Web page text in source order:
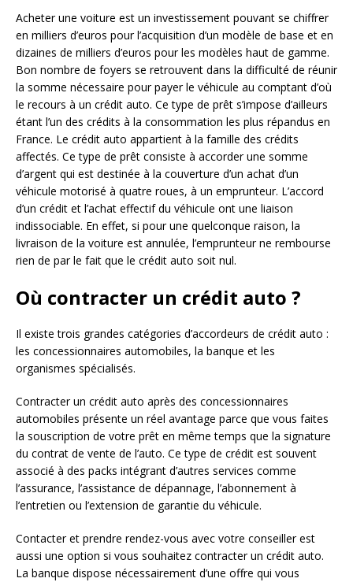
Acheter une voiture est un investissement pouvant se chiffrer
en milliers d’euros pour l’acquisition d’un modèle de base et en
dizaines de milliers d’euros pour les modèles haut de gamme.
Bon nombre de foyers se retrouvent dans la difficulté de réunir
la somme nécessaire pour payer le véhicule au comptant d’où
le recours à un crédit auto. Ce type de prêt s’impose d’ailleurs
étant l’un des crédits à la consommation les plus répandus en
France. Le crédit auto appartient à la famille des crédits
affectés. Ce type de prêt consiste à accorder une somme
d’argent qui est destinée à la couverture d’un achat d’un
véhicule motorisé à quatre roues, à un emprunteur. L’accord
d’un crédit et l’achat effectif du véhicule ont une liaison
indissociable. En effet, si pour une quelconque raison, la
livraison de la voiture est annulée, l’emprunteur ne rembourse
rien de par le fait que le crédit auto soit nul.
Où contracter un crédit auto ?
Il existe trois grandes catégories d’accordeurs de crédit auto :
les concessionnaires automobiles, la banque et les
organismes spécialisés.
Contracter un crédit auto après des concessionnaires
automobiles présente un réel avantage parce que vous faites
la souscription de votre prêt en même temps que la signature
du contrat de vente de l’auto. Ce type de crédit est souvent
associé à des packs intégrant d’autres services comme
l’assurance, l’assistance de dépannage, l’abonnement à
l’entretien ou l’extension de garantie du véhicule.
Contacter et prendre rendez-vous avec votre conseiller est
aussi une option si vous souhaitez contracter un crédit auto.
La banque dispose nécessairement d’une offre qui vous